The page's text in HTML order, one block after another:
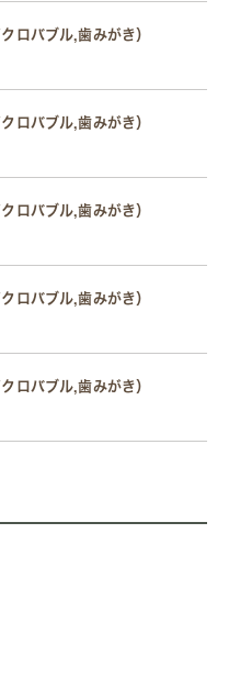
ロバブル,歯みがき）
ロバブル,歯みがき）
ロバブル,歯みがき）
ロバブル,歯みがき）
ロバブル,歯みがき）